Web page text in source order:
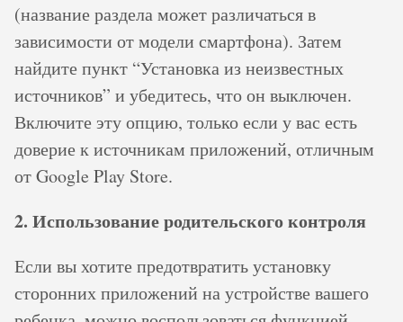
(название раздела может различаться в
зависимости от модели смартфона). Затем
найдите пункт “Установка из неизвестных
источников” и убедитесь, что он выключен.
Включите эту опцию, только если у вас есть
доверие к источникам приложений, отличным
от Google Play Store.
2. Использование родительского контроля
Если вы хотите предотвратить установку
сторонних приложений на устройстве вашего